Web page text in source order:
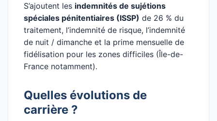
S’ajoutent les indemnités de sujétions
spéciales pénitentiaires (ISSP) de 26 % du
traitement, l’indemnité de risque, l’indemnité
de nuit / dimanche et la prime mensuelle de
fidélisation pour les zones difficiles (Île-de-
France notamment).
Quelles évolutions de
carrière ?